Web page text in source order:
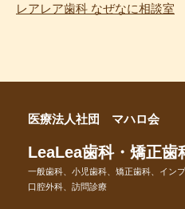
レアレア歯科 なぜなに相談室
医療法人社団 マハロ会
LeaLea歯科・矯正歯
一般歯科、小児歯科、矯正歯科、インプ
口腔外科、訪問診療